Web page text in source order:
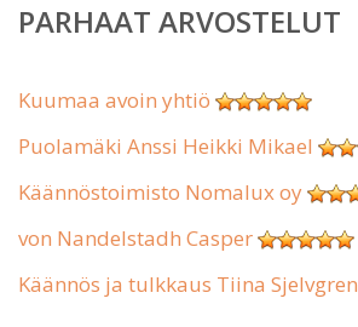
PARHAAT ARVOSTELUT
Kuumaa avoin yhtiö
Puolamäki Anssi Heikki Mikael
Käännöstoimisto Nomalux oy
von Nandelstadh Casper
Käännös ja tulkkaus Tiina Sjelvgren